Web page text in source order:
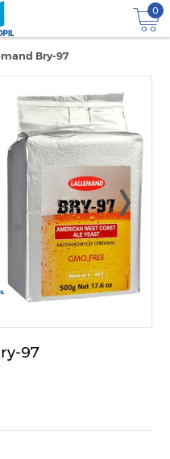
0
Bry-97
97